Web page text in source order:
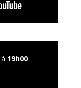
à 19h00